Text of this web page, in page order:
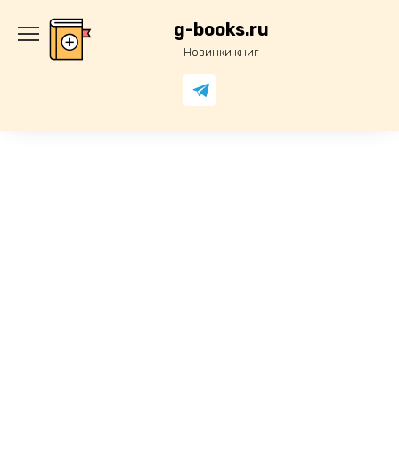
содержанию
g-books.ru
Новинки книг